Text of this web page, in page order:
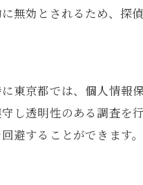
効とされるため、探
東京都では、個人情報
透明性のある調査を
避することができます